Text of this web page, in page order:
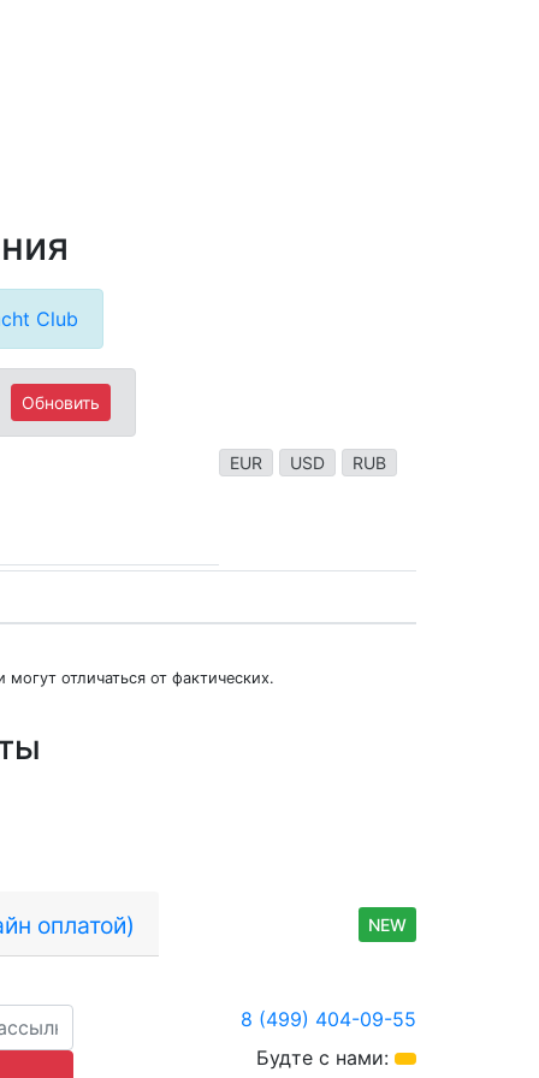
Club
Обновить
EUR USD RUB
отличаться от фактических.
оплатой) NEW
8 (499) 404-09-55
Будте с нами: